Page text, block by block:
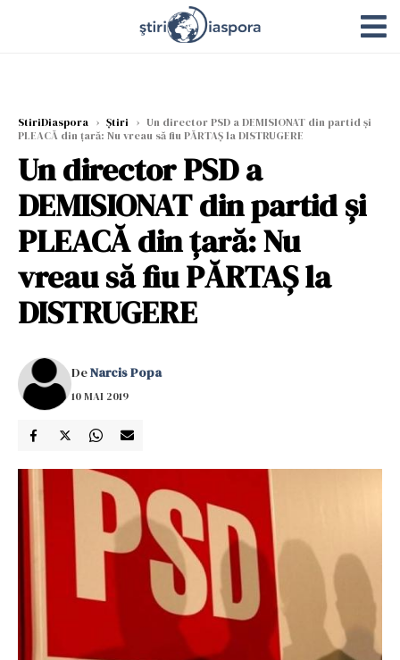
StiriDiaspora › Știri › Un director PSD a DEMISIONAT din partid și
PLEACĂ din țară: Nu vreau să fiu PĂRTAȘ la DISTRUGERE
Un director PSD a
DEMISIONAT din partid și
PLEACĂ din țară: Nu
vreau să fiu PĂRTAȘ la
DISTRUGERE
DeNarcis Popa
10 MAI 2019